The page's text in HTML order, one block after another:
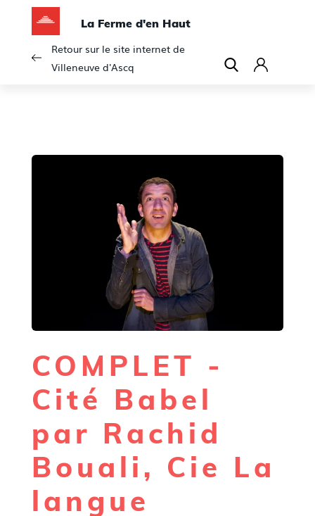
La Ferme d'en Haut
Retour sur le site internet de
Villeneuve d'Ascq
C
COMPLET -
Cité Babel
par Rachid
Bouali, Cie La
langue